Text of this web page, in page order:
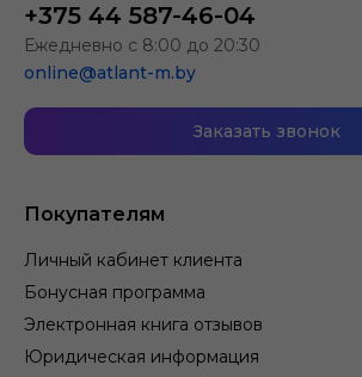
Покупателям
Личный кабинет клиента
Бонусная программа
Электронная книга отзывов
Юридическая информация
+375 44 587-46-04
Ежедневно с 8:00 до 20:30
online@atlant-m.by
Заказать звонок